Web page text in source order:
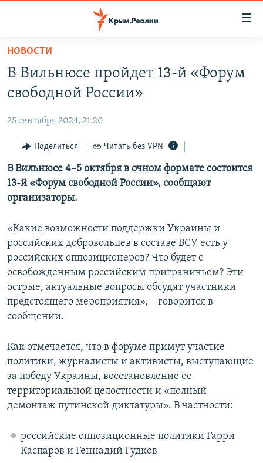
Вернуться
основному
содержанию
навигации
Вернутся
поиску
СПЕЦПРОЕКТЫ
КАРТА ВОЕННЫХ ОБЪЕКТОВ КРЫМА
11 ЛЕТ ОККУПАЦИИ КРЫМА. 11 ИСТОРИЙ СОПРОТИВЛЕНИЯ
ИСТОРИЯ
ЕЩЕ
ИНТЕРАКТИВ
ИНФОГРАФИКА
СОВЕТЫ ПРАВОЗАЩИТНИКОВ
ПРОПАВШИЕ БЕЗ ВЕСТИ
ПОБЕДИТЕЛЕЙ НЕ СУДЯТ?
КРЫМ.НЕПОКОРЕННЫЙ
ELIFBE
РАДІО СВОБОДА
КАК ОБОЙТИ БЛОКИРОВКУ
Qırımtatar
ПРИСОЕДИНЯЙТЕСЬ!
Все сайты RFE/RL
НОВОСТИ
В Вильнюсе пройдет 13-й «Форум
свободной России»
25 сентября 2024, 21:20
Поделиться Читать без VPN
В Вильнюсе 4–5 октября в очном формате состоится
13-й «Форум свободной России», сообщают
организаторы.
«Какие возможности поддержки Украины и
российских добровольцев в составе ВСУ есть у
российских оппозиционеров? Что будет с
освобожденным российским приграничьем? Эти
острые, актуальные вопросы обсудят участники
предстоящего мероприятия», – говорится в
сообщении.
Как отмечается, что в форуме примут участие
политики, журналисты и активисты, выступающие
за победу Украины, восстановление ее
территориальной целостности и «полный
демонтаж путинской диктатуры». В частности:
российские оппозиционные политики Гарри
Каспаров и Геннадий Гудков